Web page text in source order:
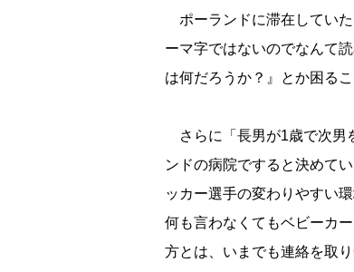
ポーランドに滞在してい
ーマ字ではないのでなんて
は何だろうか？』とか困る
さらに「長男が1歳で次男
ンドの病院ですると決めて
ッカー選手の変わりやすい
何も言わなくてもベビーカ
方とは、いまでも連絡を取